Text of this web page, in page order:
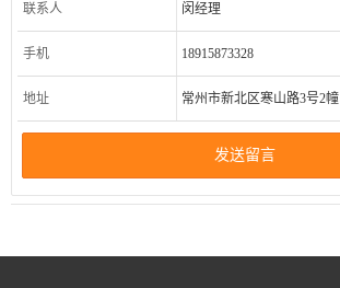
联系人 闵经理
手机 18915873328
地址 常州市新北区寒山路3号2幢
发送留言